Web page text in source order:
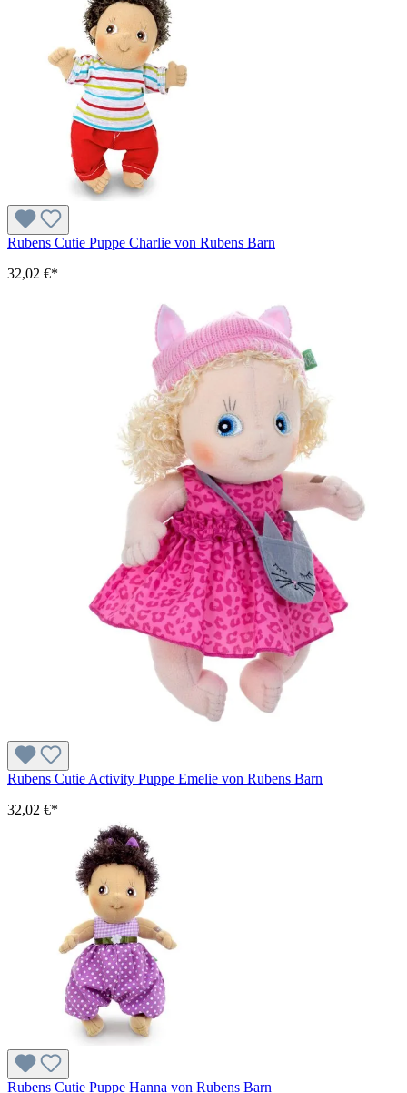
Rubens Cutie Puppe Charlie von Rubens Barn
32,02 €*
Rubens Cutie Activity Puppe Emelie von Rubens Barn
32,02 €*
Rubens Cutie Puppe Hanna von Rubens Barn